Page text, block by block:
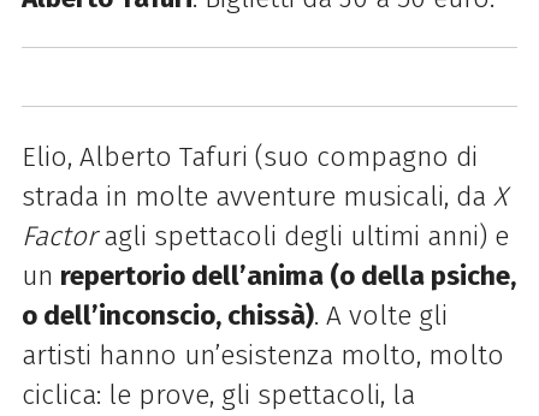
Elio, Alberto Tafuri (suo compagno di
strada in molte avventure musicali, da X
Factoragli spettacoli degli ultimi anni) e
un repertorio dell’anima (o della psiche,
o dell’inconscio, chissà). A volte gli
artisti hanno un’esistenza molto, molto
ciclica: le prove, gli spettacoli, la